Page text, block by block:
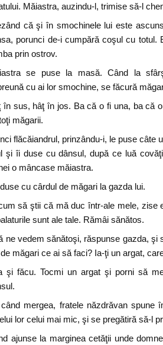
Măiastra, auzindu-l, trimise să-l
că şi în smochinele lui este
porunci de-i cumpără coşul cu
prin ostrov.
se puse la masă. Când la
cu ai lor smochine, se făcură
în sus, hâţ în jos. Ba că o fi una, ba că
măgarii.
flăcăiandrul, prinzându-i, le puse câte
şi îi duse cu dânsul, după ce luă
o mâncase măiastra.
cu cârdul de măgari la gazda lui.
să ştii că mă duc într-ale mele, zise
sunt ale tale. Rămâi sănătos.
ne vedem sănătoşi, răspunse gazda, şi
măgari ce ai să faci? Ia-ţi un argat,
şi făcu. Tocmi un argat şi porni să
mergea, fratele năzdrăvan spune
lor celui mai mic, şi se pregătiră să-l
ajunse la marginea cetăţii unde